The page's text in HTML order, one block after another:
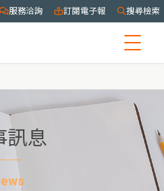
服務洽詢 訂閱電子報 搜尋檢索
訊息